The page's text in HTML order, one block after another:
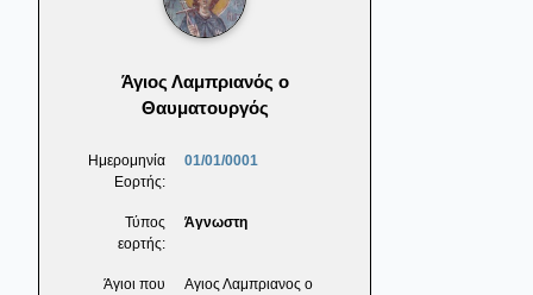
Άγιος Λαμπριανός ο
Θαυματουργός
Ημερομηνία
Εορτής:
01/01/0001
Τύπος
εορτής:
Άγνωστη
Άγιοι που
Αγιος Λαμπριανος ο